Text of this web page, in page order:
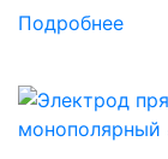
Подробнее